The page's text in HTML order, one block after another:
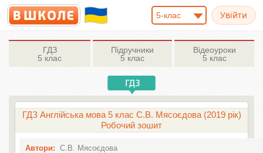
5-клас
ГДЗ
5 клас
Підручники
5 клас
Відеоуроки
5 клас
ГДЗ Англійська мова 5 клас С.В. Мясоєдова (2019 рік)
Робочий зошит
Автори: С.В. Мясоєдова